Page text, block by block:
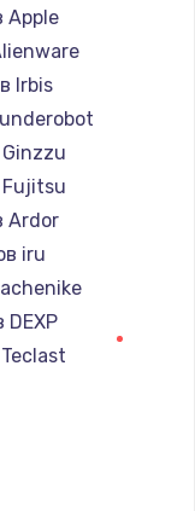
Apple
Irbis
Ardor
iru